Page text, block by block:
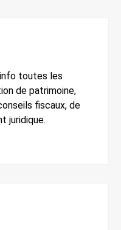
toutes les
de patrimoine,
fiscaux, de
juridique.